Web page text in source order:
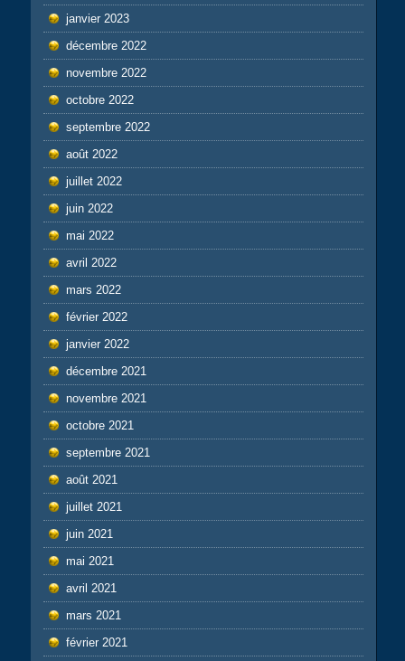
janvier 2023
décembre 2022
novembre 2022
octobre 2022
septembre 2022
août 2022
juillet 2022
juin 2022
mai 2022
avril 2022
mars 2022
février 2022
janvier 2022
décembre 2021
novembre 2021
octobre 2021
septembre 2021
août 2021
juillet 2021
juin 2021
mai 2021
avril 2021
mars 2021
février 2021